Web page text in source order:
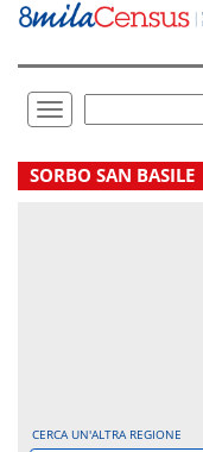
Vai
direttamente
Toggle
navigation
.
SORBO SAN BASILE
CERCA UN'ALTRA REGIONE